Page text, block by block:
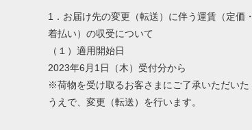
1．お届け先の変更（転送）に伴う運賃（定価・
着払い）の収受について
（１）適用開始日
2023年6月1日（木）受付分から
※荷物を受け取るお客さまにご了承いただいた
うえで、変更（転送）を行います。